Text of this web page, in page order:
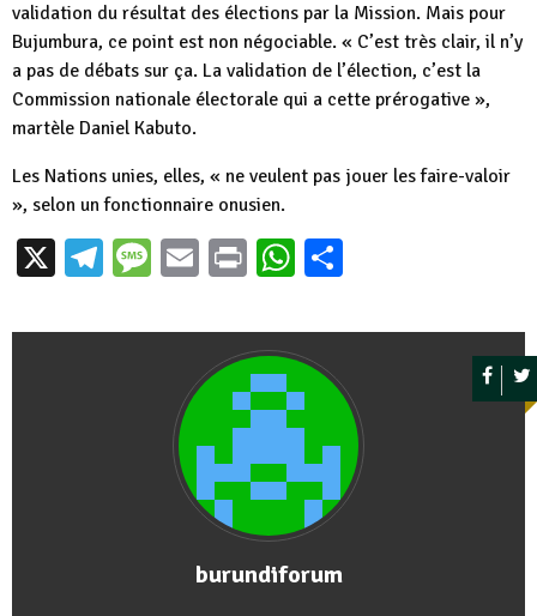
validation du résultat des élections par la Mission. Mais pour
Bujumbura, ce point est non négociable. « C’est très clair, il n’y
a pas de débats sur ça. La validation de l’élection, c’est la
Commission nationale électorale qui a cette prérogative »,
martèle Daniel Kabuto.
Les Nations unies, elles, « ne veulent pas jouer les faire-valoir
», selon un fonctionnaire onusien.
X Telegram
Message
EmailPrintWhatsApp
burundiforum